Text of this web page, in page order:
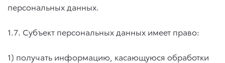
персональных данных.
1.7. Субъект персональных данных имеет право:
1) получать информацию, касающуюся обработки